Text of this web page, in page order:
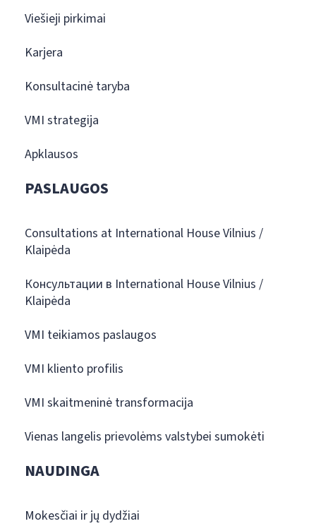
Viešieji pirkimai
Karjera
Konsultacinė taryba
VMI strategija
Apklausos
PASLAUGOS
Consultations at International House Vilnius /
Klaipėda
Консультации в International House Vilnius /
Klaipėda
VMI teikiamos paslaugos
VMI kliento profilis
VMI skaitmeninė transformacija
Vienas langelis prievolėms valstybei sumokėti
NAUDINGA
Mokesčiai ir jų dydžiai